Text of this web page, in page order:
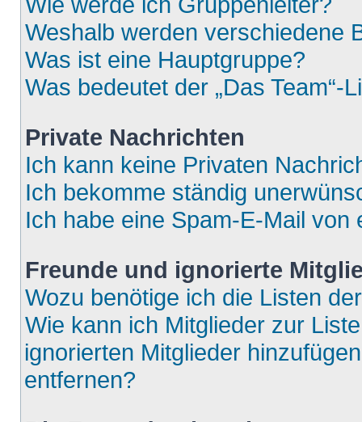
Weshalb werden verschiedene
Was ist eine Hauptgruppe?
Was bedeutet der „Das Team“-
Private Nachrichten
Ich kann keine Privaten
Ich bekomme ständig
Ich habe eine Spam-E-Mail
Freunde und ignorierte
Wozu benötige ich die Listen
Wie kann ich Mitglieder zur
ignorierten Mitglieder
entfernen?